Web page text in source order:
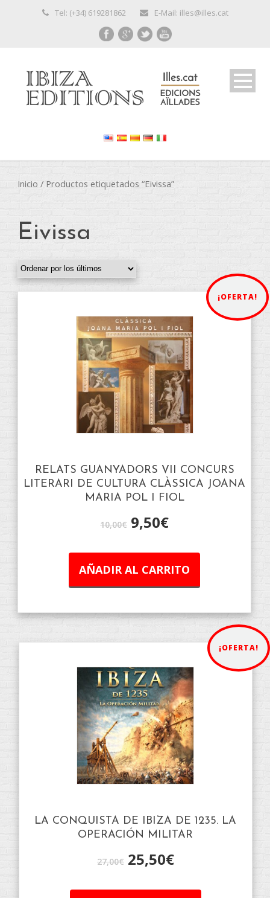
Tel: (+34) 619281862 E-Mail: illes@illes.cat
Inicio / Productos etiquetados “Eivissa”
Eivissa
¡OFERTA!
RELATS GUANYADORS VII CONCURS
LITERARI DE CULTURA CLÀSSICA JOANA
MARIA POL I FIOL
10,00€ 9,50€
AÑADIR AL CARRITO
¡OFERTA!
LA CONQUISTA DE IBIZA DE 1235. LA
OPERACIÓN MILITAR
27,00€ 25,50€